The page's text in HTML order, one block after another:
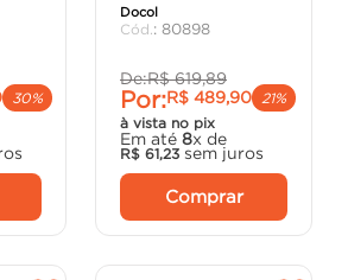
30%
Docol
: 80898
De:R$ 619,89
Por:R$ 489,90
21%
à vista no pix
Em até 8x de
R$ 61,23 sem juros
Comprar